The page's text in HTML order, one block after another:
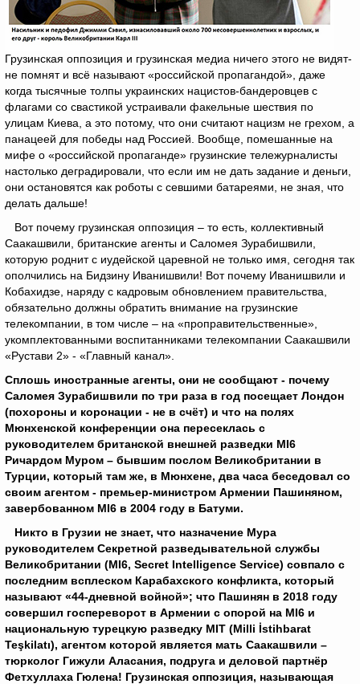
Грузинская оппозиция и грузинская медиа ничего этого не видят-
не помнят и всё называют «российской пропагандой», даже
когда тысячные толпы украинских нацистов-бандеровцев с
флагами со свастикой устраивали факельные шествия по
улицам Киева, а это потому, что они считают нацизм не грехом, а
панацеей для победы над Россией. Вообще, помешанные на
мифе о «российской пропаганде» грузинские тележурналисты
настолько деградировали, что если им не дать задание и деньги,
они остановятся как роботы с севшими батареями, не зная, что
делать дальше!
Вот почему грузинская оппозиция – то есть, коллективный
Саакашвили, британские агенты и Саломея Зурабишвили,
которую роднит с иудейской царевной не только имя, сегодня так
ополчились на Бидзину Иванишвили! Вот почему Иванишвили и
Кобахидзе, наряду с кадровым обновлением правительства,
обязательно должны обратить внимание на грузинские
телекомпании, в том числе – на «проправительственные»,
укомплектованными воспитанниками телекомпании Саакашвили
«Рустави 2» - «Главный канал».
Сплошь иностранные агенты, они не сообщают - почему
Саломея Зурабишвили по три раза в год посещает Лондон
(похороны и коронации - не в счёт) и что на полях
Мюнхенской конференции она пересеклась с
руководителем британской внешней разведки MI6
Ричардом Муром – бывшим послом Великобритании в
Турции, который там же, в Мюнхене, два часа беседовал со
своим агентом - премьер-министром Армении Пашиняном,
завербованном МI6 в 2004 году в Батуми.
Никто в Грузии не знает, что назначение Мура
руководителем Секретной разведывательной службы
Великобритании (MI6, Secret Intelligence Service) совпало с
последним всплеском Карабахского конфликта, который
называют «44-дневной войной»; что Пашинян в 2018 году
совершил госпереворот в Армении с опорой на MI6 и
национальную турецкую разведку MIT (Milli İstihbarat
Teşkilatı), агентом которой является мать Саакашвили –
тюрколог Гижули Аласания, подруга и деловой партнёр
Фетхуллаха Гюлена! Грузинская оппозиция, называющая